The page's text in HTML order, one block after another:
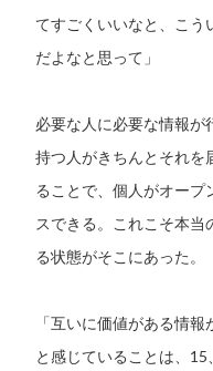
てすごくいいなと、こう
だよなと思って」
必要な人に必要な情報が
持つ人がきちんとそれを
ることで、個人がオープ
スできる。これこそ本当
る状態がそこにあった。
「互いに価値がある情
と感じていることは、